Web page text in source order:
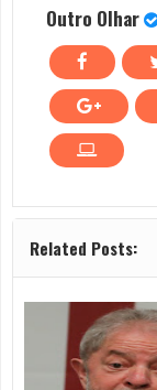
Outro Olhar
Related Posts: